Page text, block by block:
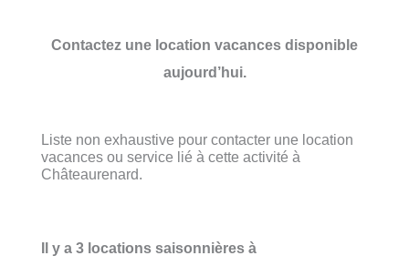
Contactez une location vacances disponible
aujourd’hui.
Liste non exhaustive pour contacter une location
vacances ou service lié à cette activité à
Châteaurenard.
Il y a 3 locations saisonnières à